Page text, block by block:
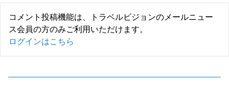
コメント投稿機能は、トラベルビジョンのメールニュー
ス会員の方のみご利用いただけます。
ログインはこちら